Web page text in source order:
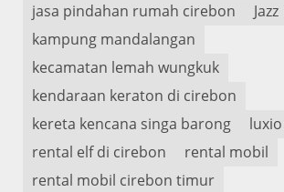
jasa pindahan rumah cirebon
Jazz
kampung mandalangan
kecamatan lemah wungkuk
kendaraan keraton di cirebon
kereta kencana singa barong
luxio
rental elf di cirebon
rental mobil
rental mobil cirebon timur